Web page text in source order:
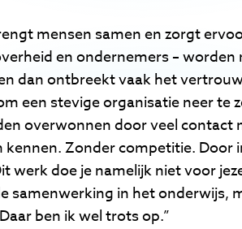
mensen samen en zorgt
en ondernemers –
dan ontbreekt vaak het
een stevige organisatie neer te
overwonnen door veel contact
Zonder competitie. Door
werk doe je namelijk niet voor
samenwerking in het onderwijs,
ben ik wel trots op.”